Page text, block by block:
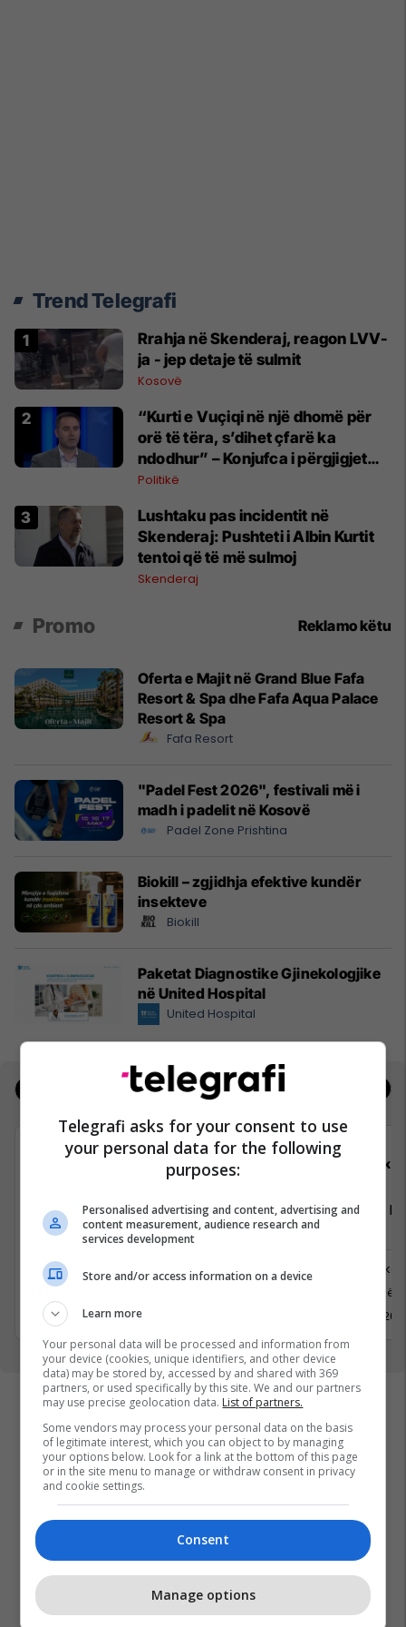
Trend Telegrafi
Rrahja në Skenderaj, reagon LVV-
ja - jep detaje të sulmit
Kosovë
“Kurti e Vuçiqi në një dhomë për
orë të tëra, s’dihet çfarë ka
ndodhur” – Konjufca i përgjigjet
Osmanit
Politikë
Lushtaku pas incidentit në
Skenderaj: Pushteti i Albin Kurtit
tentoi që të më sulmoj
Skenderaj
Promo Reklamo këtu
Oferta e Majit në Grand Blue Fafa
Resort & Spa dhe Fafa Aqua Palace
Resort & Spa
Fafa Resort
"Padel Fest 2026", festivali më i
madh i padelit në Kosovë
Padel Zone Prishtina
Biokill – zgjidhja efektive kundër
insekteve
Biokill
Paketat Diagnostike Gjinekologjike
në United Hospital
United Hospital
Real Estate
Vozitës - Kategoria C, Punëtor në
Depo
Logjistikë
Ferizaj
18 Maj 2026
Vozitës -
Logjistikë
Prishtinë
18 Maj
Telegrafi asks for your consent to use
your personal data for the following
purposes:
Personalised advertising and content, advertising and
content measurement, audience research and
services development
Store and/or access information on a device
Learn more
Your personal data will be processed and information from
your device (cookies, unique identifiers, and other device
data) may be stored by, accessed by and shared with 369
partners, or used specifically by this site. We and our partners
may use precise geolocation data. List of partners.
Some vendors may process your personal data on the basis
of legitimate interest, which you can object to by managing
your options below. Look for a link at the bottom of this page
or in the site menu to manage or withdraw consent in privacy
and cookie settings.
Consent
Manage options